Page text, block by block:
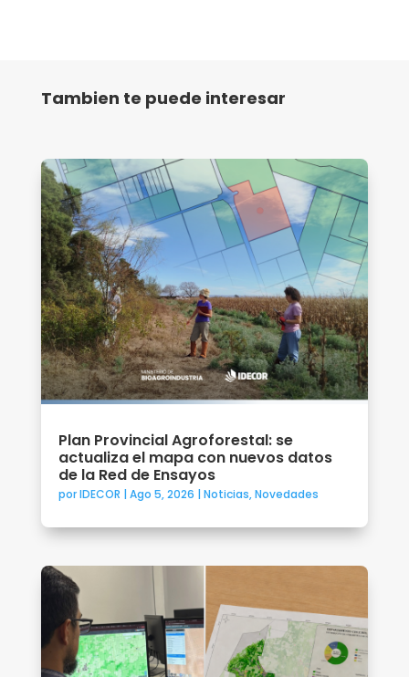
Tambien te puede interesar
Plan Provincial Agroforestal: se
actualiza el mapa con nuevos datos
de la Red de Ensayos
porIDECOR | Ago 5, 2026 | Noticias,Novedades